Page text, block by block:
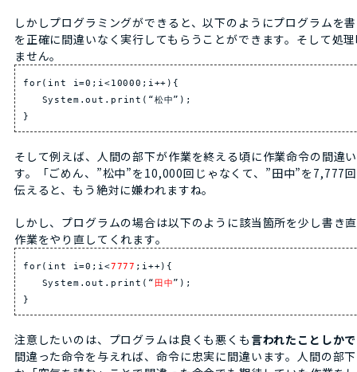
しかしプログラミングができると、以下のようにプログラムを
を正確に間違いなく実行してもらうことができます。そして処
ません。
for(int i=0;i<10000;i++){
System.out.print(“松中”);
}
そして例えば、人間の部下が作業を終える頃に作業命令の間違
す。「ごめん、”松中”を10,000回じゃなくて、”田中”を7,777
伝えると、もう絶対に嫌われますね。
しかし、プログラムの場合は以下のように該当箇所を少し書き
作業をやり直してくれます。
for(int i=0;i<7777 ;i++){
System.out.print(“ 田中”);
}
注意したいのは、プログラムは良くも悪くも 言われたことしか
間違った命令を与えれば、命令に忠実に間違います。人間の部